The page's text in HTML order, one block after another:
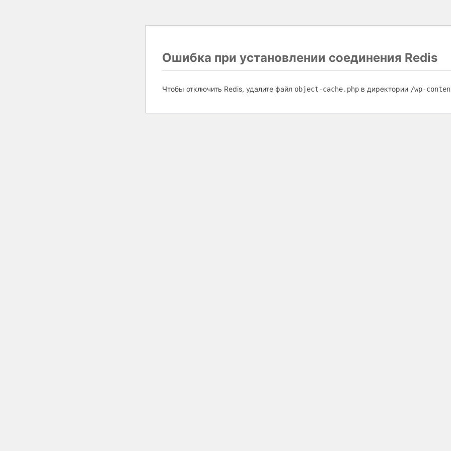
Ошибка при установлении соединения Redis
Чтобы отключить Redis, удалите файл object-cache.php в директории /wp-